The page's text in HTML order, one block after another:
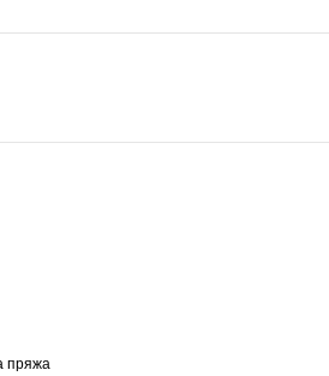
пряжа